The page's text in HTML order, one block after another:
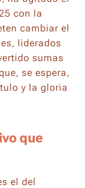
con la
cambiar el
liderados
sumas
se espera,
y la gloria
que
el del